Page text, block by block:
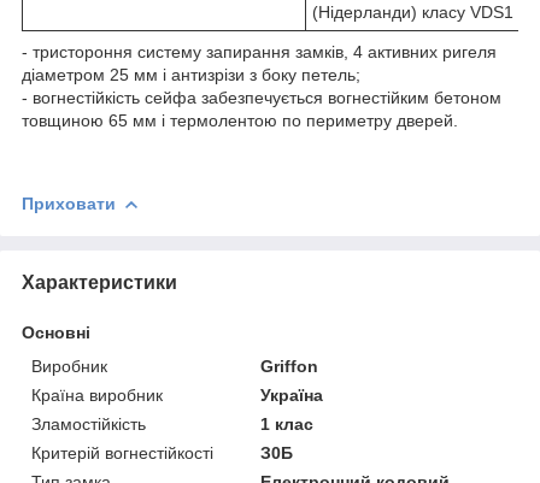
(Нідерланди) класу VDS1
- тристороння систему запирання замків, 4 активних ригеля
діаметром 25 мм і антизрізи з боку петель;
- вогнестійкість сейфа забезпечується вогнестійким бетоном
товщиною 65 мм і термолентою по периметру дверей.
Приховати
Характеристики
Основні
Виробник
Griffon
Країна виробник
Україна
Зламостійкість
1 клас
Критерій вогнестійкості
З0Б